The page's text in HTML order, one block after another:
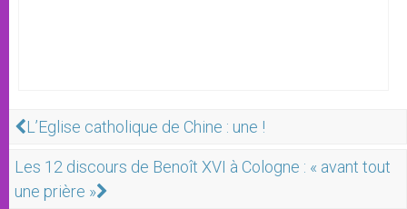
L’Eglise catholique de Chine : une !
Les 12 discours de Benoît XVI à Cologne : « avant tout
une prière »